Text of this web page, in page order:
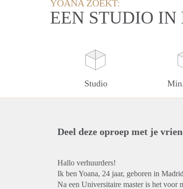
YOANA ZOEKT:
EEN STUDIO
Studio
Deel deze oproep met je
Hallo verhuurders!
Ik ben Yoana, 24 jaar, geboren in
Na een Universitaire master is het voor